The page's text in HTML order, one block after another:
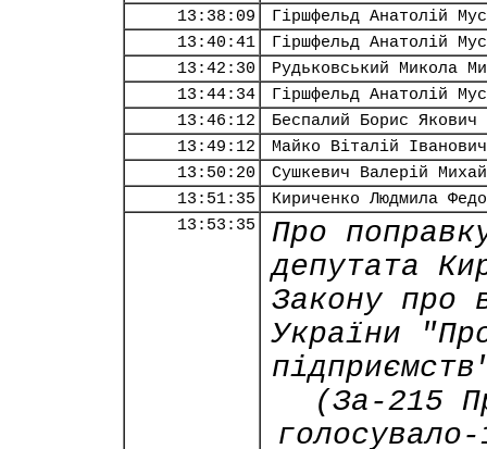
13:38:09
Гіршфельд Анатолій
13:40:41
Гіршфельд Анатолій
13:42:30
Рудьковський Микола
13:44:34
Гіршфельд Анатолій
13:46:12
Беспалий Борис Якович
13:49:12
Майко Віталій Іванович
13:50:20
Сушкевич Валерій
13:51:35
Кириченко Людмила
13:53:35
Про
депутата
Закону про
України
(За-215